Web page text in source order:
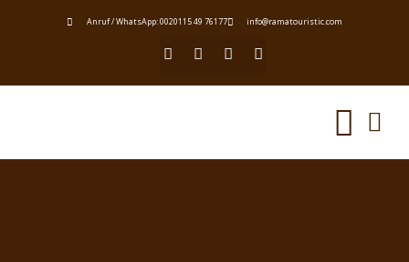
Anruf / WhatsApp: 0020115 49 76177 info@ramatouristic.com